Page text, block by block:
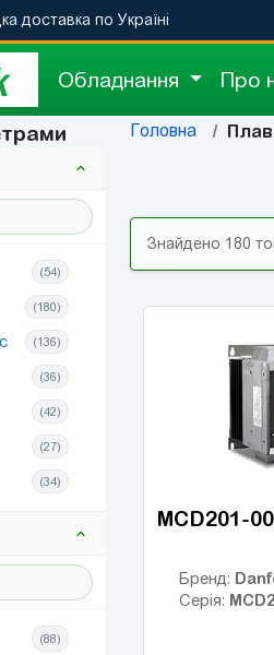
доставка по Україні
Обладнання Про
(54)
(180)
(136)
(36)
(42)
(27)
(34)
(88)
Головна
Знайдено 180
MCD201-
Бренд:
Серія: